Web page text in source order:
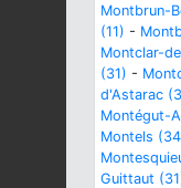
Montbrun-
(11) -
Montclar-
(31) -
d'Astarac
Montégut-
Montels
Guittaut